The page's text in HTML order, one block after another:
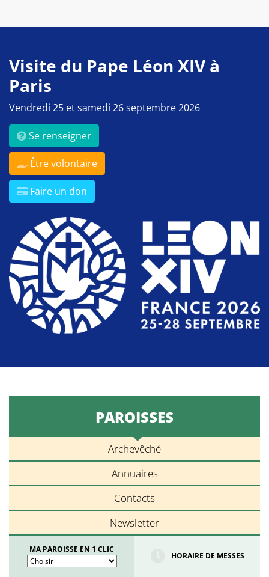
Visite du Pape Léon XIV à
Paris
Vendredi 25 et samedi 26 septembre 2026
Se renseigner
Être volontaire
Faire un don
PAROISSES
Archevêché
Annuaires
Contacts
Newsletter
MA PAROISSE EN 1 CLIC
HORAIRE DE MESSES